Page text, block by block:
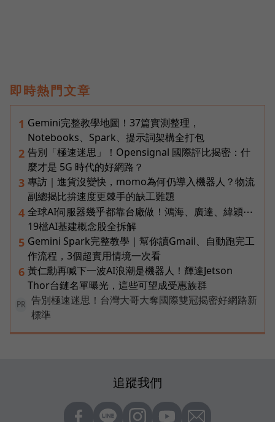
即時熱門文章
1 Gemini完整教學地圖！37篇實測整理，
Notebooks、Spark、提示詞架構全打包
2 告別「極速迷思」！Opensignal 國際評比揭密：什
麼才是 5G 時代的好網路？
3 專訪｜進貨沒變快，momo為何仍導入機器人？物流
副總揭比拚速度更棘手的缺工難題
4 全球AI伺服器幾乎都靠台廠做！鴻海、廣達、緯穎⋯
19檔AI基建概念股全拆解
5 Gemini Spark完整教學｜幫你讀Gmail、自動跑完工
作流程，3個超實用情境一次看
6 黃仁勳再喊下一波AI浪潮是機器人！輝達Jetson
Thor台鏈名單曝光，這些可望成受惠族群
PR
告別極速迷思！台灣大哥大奪國際雙冠揭密好網路新
標準
追蹤我們